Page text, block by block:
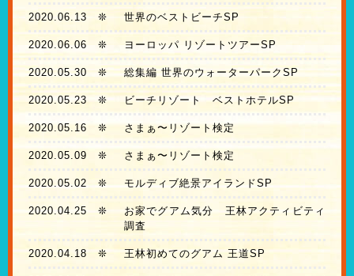
2020.06.13 ❊ 世界のベストビーチSP
2020.06.06 ❊ ヨーロッパ リゾートツアーSP
2020.05.30 ❊ 総集編 世界のウォーターパークSP
2020.05.23❊ ビーチリゾート ベストホテルSP
2020.05.16 ❊ さまぁ〜リゾート検定
2020.05.09 ❊ さまぁ〜リゾート検定
2020.05.02❊ モルディブ絶景アイランドSP
2020.04.25 ❊
お家でグアム気分 王林アクティビティ
調査
2020.04.18❊ 王林初めてのグアム 王道SP